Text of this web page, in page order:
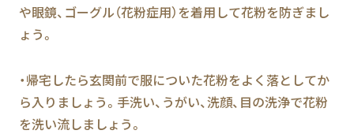
や眼鏡、ゴーグル（花粉症用）を着用して花粉を防ぎまし
ょう。
・帰宅したら玄関前で服についた花粉をよく落としてか
ら入りましょう。手洗い、うがい、洗顔、目の洗浄で花粉
を洗い流しましょう。